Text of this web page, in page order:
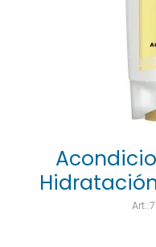
Test de autodiagnóstico
Productos fraccionados
Salud sexual y reproductiva
Alimentación